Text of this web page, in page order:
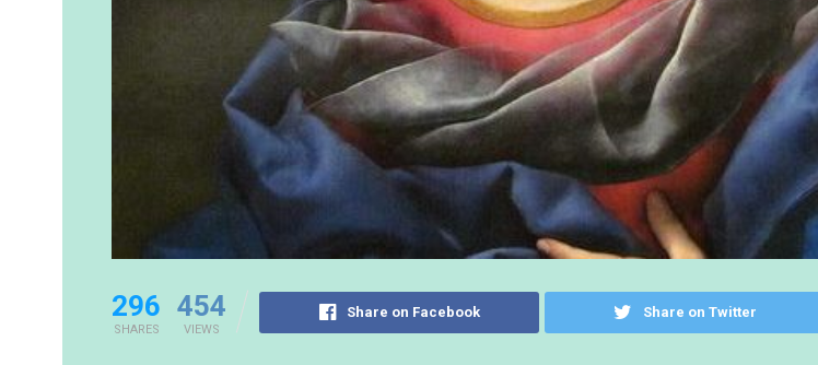
296
SHARES
454
VIEWS
Share on Facebook Share on Twitter